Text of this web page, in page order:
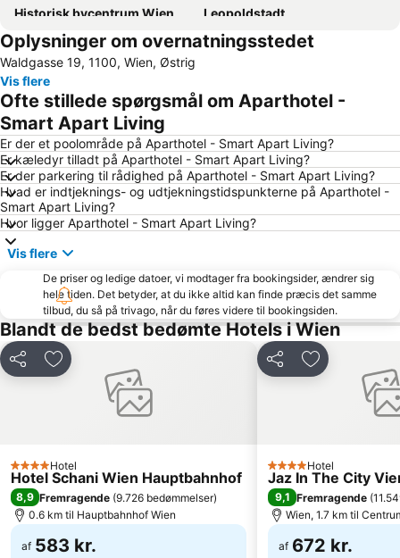
Historisk bycentrum Wien
Leopoldstadt
Mariahilf
Rathauspark
Naschmarkt
Staatsoper
Hofburg slottet
Wieden
Wien Mitte - The Mall
Josefstadt
Wien Westbahnhof Banegård
Karlskirche
Wiener Stadthalle
Alte Donau
Albertina
Mariahilferstrasse
Parndorf Designer Outlet
Alsergrund
City Airport Train
Amtshaus für den 13ten und 14ten Bezirk
Alte Post
Favoriten
Wien-Meidling togstation
Naturhistorisk museum Wien
Wiener Prater
Bahnhof Wien Hütteldorf
Bahnhof Mödling
Karlsplatz Parkanlagen
Graben
Simmering
Wien universitet
Kultur- und Weihnachtsmarkt Schloss Schönbrunn
Red Bus City Tours - Tour 1
Oplysninger om overnatningsstedet
Waldgasse 19, 1100, Wien, Østrig
Vis flere
Ofte stillede spørgsmål om Aparthotel -
Smart Apart Living
Er der et poolområde på Aparthotel - Smart Apart Living?
Er kæledyr tilladt på Aparthotel - Smart Apart Living?
Er der parkering til rådighed på Aparthotel - Smart Apart Living?
Hvad er indtjeknings- og udtjekningstidspunkterne på Aparthotel -
Smart Apart Living?
Hvor ligger Aparthotel - Smart Apart Living?
Vis flere
De priser og ledige datoer, vi modtager fra bookingsider, ændrer sig
hele tiden. Det betyder, at du ikke altid kan finde præcis det samme
tilbud, du så på trivago, når du føres videre til bookingsiden.
Blandt de bedst bedømte Hotels i Wien
Del Føj til favoritter
4 Stjerner
Hotel
Hotel Schani Wien Hauptbahnhof
8,9 Fremragende (9.726 bedømmelser)
0.6 km til Hauptbahnhof Wien
af 583 kr.
Del Føj til
4 Stjerner
Hotel
Jaz In The City
9,1 Fremragende (
Wien, 1.7 km til
af 672 kr.